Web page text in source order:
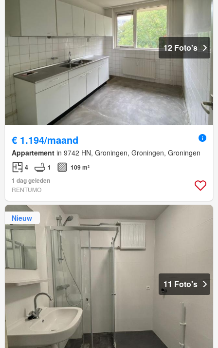
12 Foto's
€ 1.194/maand
Appartement in 9742 HN, Groningen, Groningen, Groningen
4 1
109 m²
1 dag geleden
RENTUMO
Nieuw
11 Foto's